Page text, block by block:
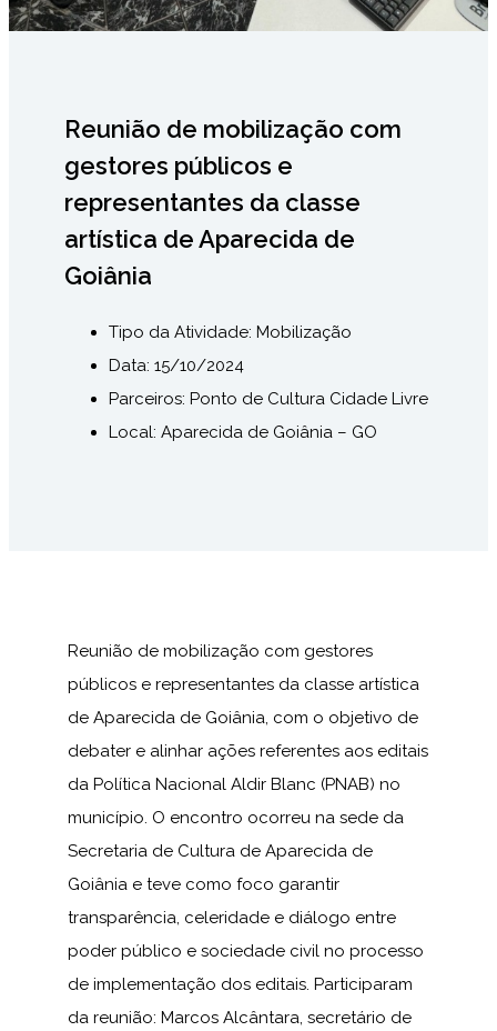
Reunião de mobilização com
gestores públicos e
representantes da classe
artística de Aparecida de
Goiânia
Tipo da Atividade: Mobilização
Data: 15/10/2024
Parceiros: Ponto de Cultura Cidade Livre
Local: Aparecida de Goiânia – GO
Reunião de mobilização com gestores
públicos e representantes da classe artística
de Aparecida de Goiânia, com o objetivo de
debater e alinhar ações referentes aos editais
da Política Nacional Aldir Blanc (PNAB) no
município. O encontro ocorreu na sede da
Secretaria de Cultura de Aparecida de
Goiânia e teve como foco garantir
transparência, celeridade e diálogo entre
poder público e sociedade civil no processo
de implementação dos editais. Participaram
da reunião: Marcos Alcântara, secretário de